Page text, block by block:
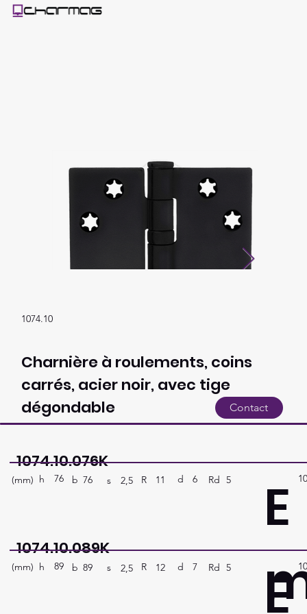
1074.10
Charnière à roulements, coins
carrés, acier noir, avec tige
dégondable
Contact
1074.10.076K
(mm) 76
h b 76 s 2,5 R 11 d 6 Rd 5
E
1074.10.089K
(mm) 89
h b 89 s 2,5 R 12 d 7 Rd 5
E